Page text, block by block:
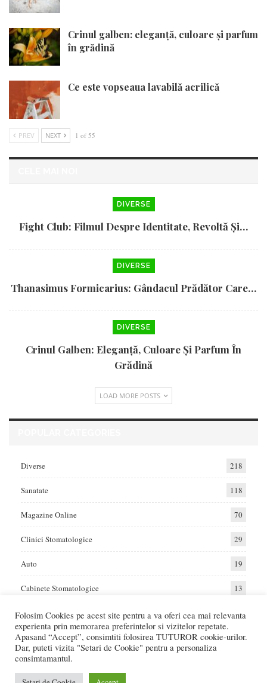
Crinul galben: eleganță, culoare și parfum
în grădină
Ce este vopseaua lavabilă acrilică
PREV NEXT 1 of 55
DIVERSE
Fight Club: Filmul Despre Identitate, Revoltă Și…
DIVERSE
Thanasimus Formicarius: Gândacul Prădător Care…
DIVERSE
Crinul Galben: Eleganță, Culoare Și Parfum În
Grădină
LOAD MORE POSTS
Diverse 218
Sanatate 118
Magazine Online 70
Clinici Stomatologice 29
Auto 19
Cabinete Stomatologice 13
Home Auto Diverse Sanatate
Va raportam cele mai bune oferte de servicii si produse din Romania. Recenzii
Folosim Cookies pe acest site pentru a va oferi cea mai relevanta
experienta prin memorarea preferintelor si vizitelor repetate.
Apasand “Accept”, consimtiti folosirea TUTUROR cookie-urilor.
Dar, puteti vizita "Setari de Cookie" pentru a personaliza
consimtamantul.